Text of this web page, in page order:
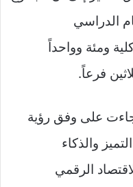
الدراسي
كلية ومئة وواحداً
فرعاً.
جاءت على وفق رؤية
والذكاء
الرقمي